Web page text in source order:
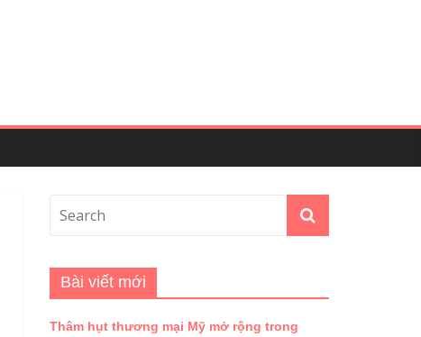
Bài viết mới
Thâm hụt thương mại Mỹ mở rộng trong